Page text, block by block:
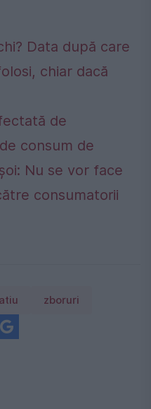
Data după care
chiar dacă
de
consum de
Nu se vor face
consumatorii
zboruri